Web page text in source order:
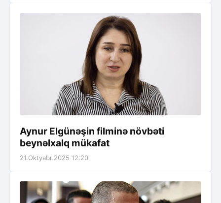
Aynur Elgünəşin filminə növbəti
beynəlxalq mükafat
21.Oktyabr.2025 12:20